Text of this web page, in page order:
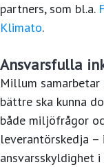
partners, som bl.a.
Klimato.
Ansvarsfulla
Millum samarbetar
bättre ska kunna
både miljöfrågor
leverantörskedja
ansvarsskyldighet